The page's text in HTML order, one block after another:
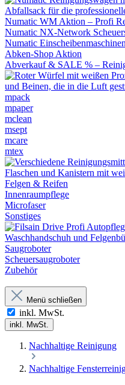
Numatic WM Aktion – Profi
Numatic NX-Network
Numatic
Abken-Shop Aktion
Abverkauf & SALE % –
mpack
mpaper
mclean
msept
mcare
mtex
Felgen & Reifen
Innenraumpflege
Microfaser
Sonstiges
Saugroboter
Scheuersaugroboter
Zubehör
Menü schließen
inkl. MwSt.
inkl. MwSt.
Nachhaltige Reinigung
Nachhaltige